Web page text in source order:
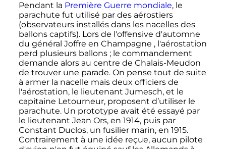
Pendant la Première Guerre mondiale, le
parachute fut utilisé par des aérostiers
(observateurs installés dans les nacelles des
ballons captifs). Lors de l'offensive d'automne
du général Joffre en Champagne , l'aérostation
perd plusieurs ballons ; le commandement
demande alors au centre de Chalais-Meudon
de trouver une parade. On pense tout de suite
à armer la nacelle mais deux officiers de
l'aérostation, le lieutenant Jumesch, et le
capitaine Letourneur, proposent d’utiliser le
parachute. Un prototype avait été essayé par
le lieutenant Jean Ors, en 1914, puis par
Constant Duclos, un fusilier marin, en 1915.
Contrairement à une idée reçue, aucun pilote